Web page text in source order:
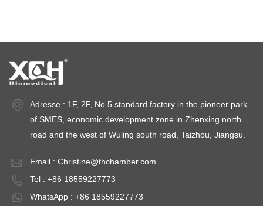
Adresse : 1F, 2F, No.5 standard factory in the pioneer park
of SMES, economic development zone in Zhenxing north
road and the west of Wuling south road, Taizhou, Jiangsu.
Email : Christine@thchamber.com
Tel : +86 18559227773
WhatsApp : +86 18559227773